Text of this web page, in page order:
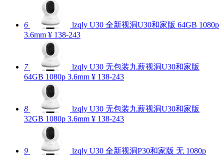
6
lzqly U30 全新视洞U30和家版 64GB 1080p
3.6mm ¥ 138-243
7
lzqly U30 无包装九薪视洞U30和家版
64GB 1080p 3.6mm ¥ 138-243
8
lzqly U30 无包装九薪视洞U30和家版
32GB 1080p 3.6mm ¥ 138-243
9
lzqly U30 全新视洞P30和家版 无 1080p